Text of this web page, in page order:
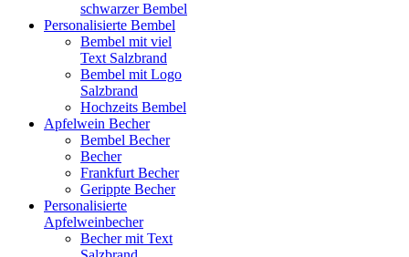
schwarzer Bembel
Personalisierte Bembel
Bembel mit viel
Text Salzbrand
Bembel mit Logo
Salzbrand
Hochzeits Bembel
Apfelwein Becher
Bembel Becher
Becher
Frankfurt Becher
Gerippte Becher
Personalisierte
Apfelweinbecher
Becher mit Text